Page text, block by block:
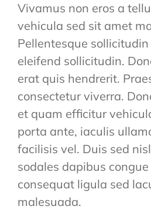
Vivamus non eros a
vehicula sed sit amet
Pellentesque
eleifend sollicitudin.
erat quis hendrerit.
consectetur viverra.
et quam efficitur
porta ante, iaculis
facilisis vel. Duis sed
sodales dapibus
consequat ligula sed
malesuada.